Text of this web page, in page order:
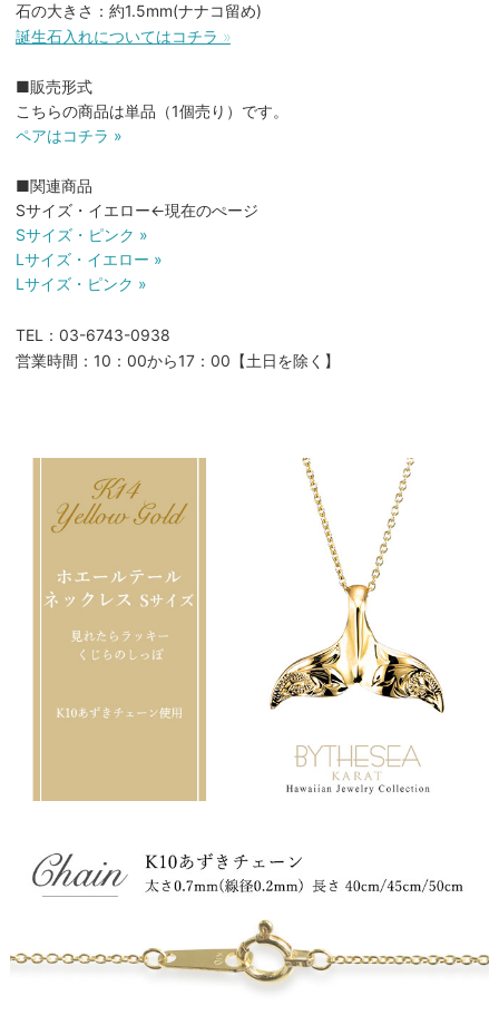
石の大きさ：約1.5mm(ナナコ留め)
誕生石入れについてはコチラ »
■販売形式
こちらの商品は単品（1個売り）です。
ペアはコチラ »
■関連商品
Sサイズ・イエロー←現在のぺージ
Sサイズ・ピンク »
Lサイズ・イエロー »
Lサイズ・ピンク »
TEL：03-6743-0938
営業時間：10：00から17：00【土日を除く】